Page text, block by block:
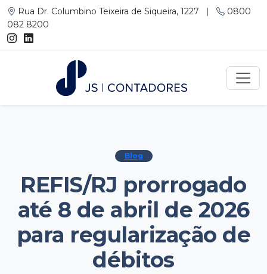
Rua Dr. Columbino Teixeira de Siqueira, 1227 |
0800
082 8200
Blog
REFIS/RJ prorrogado
até 8 de abril de 2026
para regularização de
débitos